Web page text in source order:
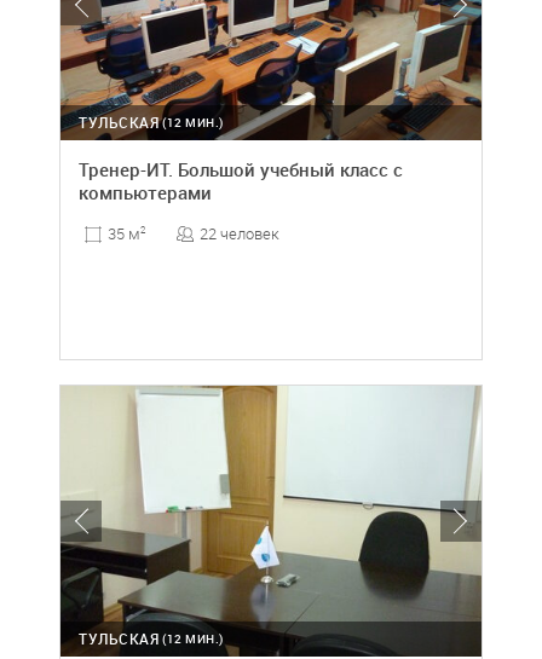
(12 МИН.)
ТУЛЬСКАЯ
Тренер-ИТ. Большой учебный класс с
компьютерами
35 м2 22 человек
(12 МИН.)
ТУЛЬСКАЯ